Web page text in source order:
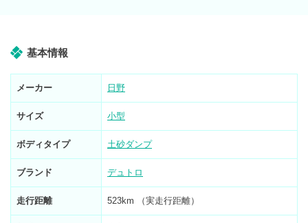
基本情報
メーカー 日野
サイズ 小型
ボディタイプ 土砂ダンプ
ブランド デュトロ
走行距離 523km （実走行距離）